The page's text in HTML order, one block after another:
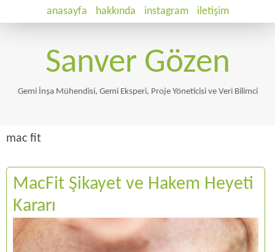
anasayfa hakkında instagram iletişim
Sanver Gözen
Gemi İnşa Mühendisi, Gemi Eksperi, Proje Yöneticisi ve Veri Bilimci
mac fit
MacFit Şikayet ve Hakem Heyeti
Kararı